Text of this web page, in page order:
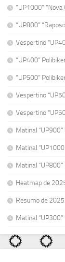
“UP1000”
“UP800”
Vespertino
“UP400”
“UP500”
Vespertino
Vespertino
Matinal
Matinal
Matinal
Heatmap de
Resumo de 2025
Matinal